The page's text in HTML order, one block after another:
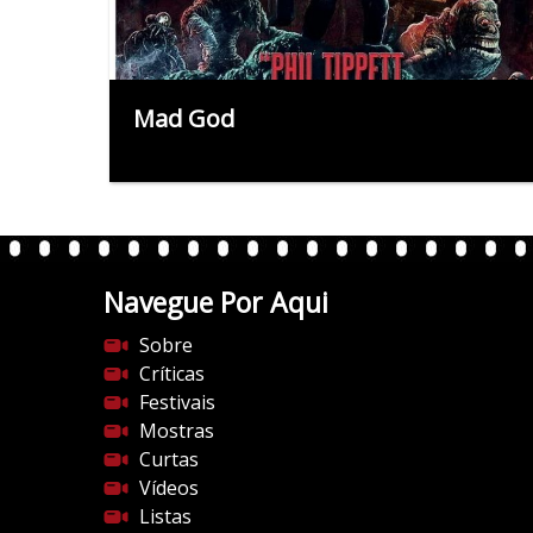
Mad God
Navegue Por Aqui
Sobre
Críticas
Festivais
Mostras
Curtas
Vídeos
Listas